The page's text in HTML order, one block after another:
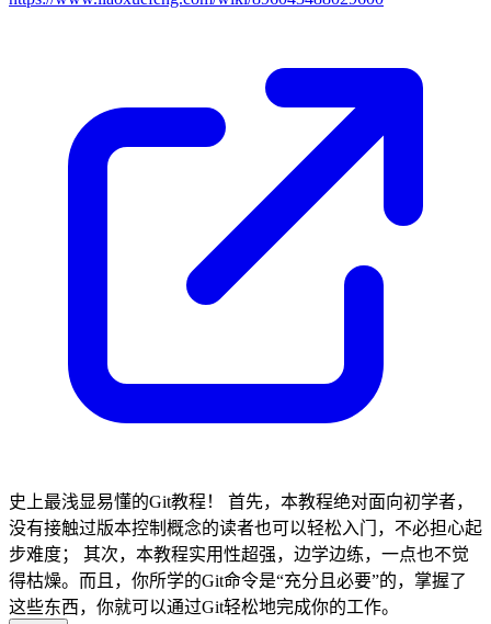
史上最浅显易懂的Git教程！ 首先，本教程绝对面向初学者，
没有接触过版本控制概念的读者也可以轻松入门，不必担心起
步难度； 其次，本教程实用性超强，边学边练，一点也不觉
得枯燥。而且，你所学的Git命令是“充分且必要”的，掌握了
这些东西，你就可以通过Git轻松地完成你的工作。